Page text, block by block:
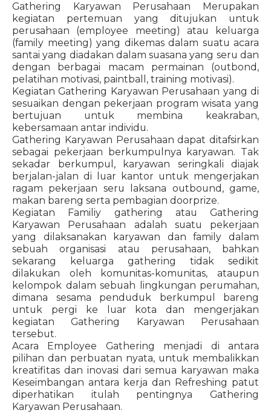
Gathering Karyawan Perusahaan Merupakan
kegiatan pertemuan yang ditujukan untuk
perusahaan (employee meeting) atau keluarga
(family meeting) yang dikemas dalam suatu acara
santai yang diadakan dalam suasana yang seru dan
dengan berbagai macam permainan (outbond,
pelatihan motivasi, paintball, training motivasi).
Kegiatan Gathering Karyawan Perusahaan yang di
sesuaikan dengan pekerjaan program wisata yang
bertujuan untuk membina keakraban,
kebersamaan antar individu.
Gathering Karyawan Perusahaan dapat ditafsirkan
sebagai pekerjaan berkumpulnya karyawan. Tak
sekadar berkumpul, karyawan seringkali diajak
berjalan-jalan di luar kantor untuk mengerjakan
ragam pekerjaan seru laksana outbound, game,
makan bareng serta pembagian doorprize.
Kegiatan Familiy gathering atau Gathering
Karyawan Perusahaan adalah suatu pekerjaan
yang dilaksanakan karyawan dan family dalam
sebuah organisasi atau perusahaan, bahkan
sekarang keluarga gathering tidak sedikit
dilakukan oleh komunitas-komunitas, ataupun
kelompok dalam sebuah lingkungan perumahan,
dimana sesama penduduk berkumpul bareng
untuk pergi ke luar kota dan mengerjakan
kegiatan Gathering Karyawan Perusahaan
tersebut.
Acara Employee Gathering menjadi di antara
pilihan dan perbuatan nyata, untuk membalikkan
kreatifitas dan inovasi dari semua karyawan maka
Keseimbangan antara kerja dan Refreshing patut
diperhatikan itulah pentingnya Gathering
Karyawan Perusahaan.